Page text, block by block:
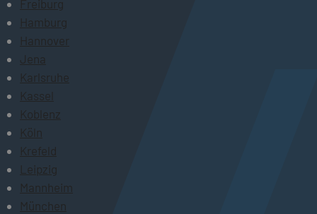
Freiburg
Hamburg
Hannover
Jena
Karlsruhe
Kassel
Koblenz
Köln
Krefeld
Leipzig
Mannheim
München